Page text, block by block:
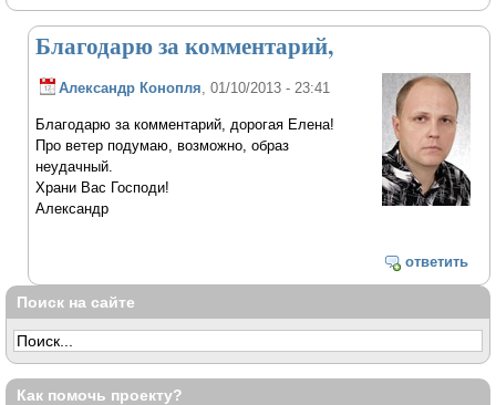
Благодарю за комментарий,
Александр Конопля, 01/10/2013 - 23:41
Благодарю за комментарий, дорогая Елена!
Про ветер подумаю, возможно, образ
неудачный.
Храни Вас Господи!
Александр
ответить
Поиск на сайте
Как помочь проекту?